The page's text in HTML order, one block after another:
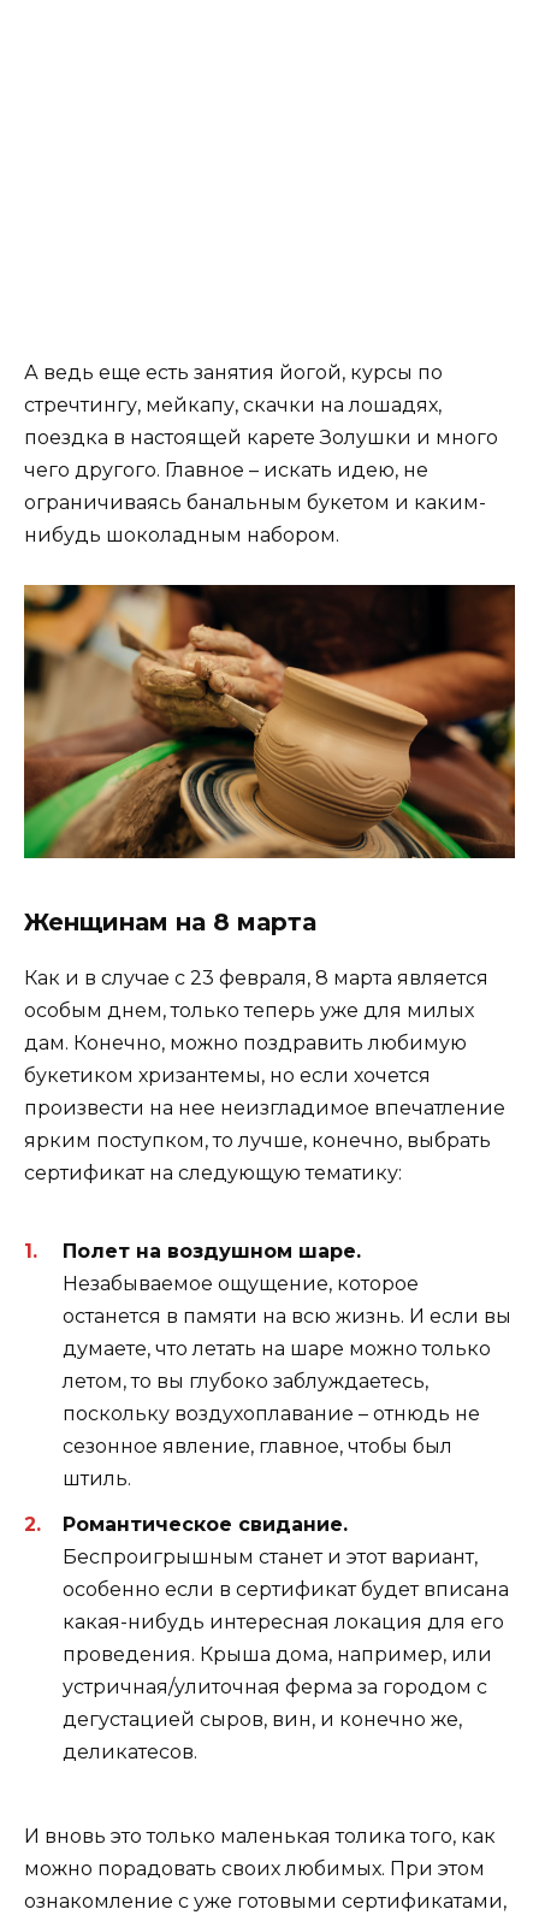
А ведь еще есть занятия йогой, курсы по
стречтингу, мейкапу, скачки на лошадях,
поездка в настоящей карете Золушки и много
чего другого. Главное – искать идею, не
ограничиваясь банальным букетом и каким-
нибудь шоколадным набором.
Женщинам на 8 марта
Как и в случае с 23 февраля, 8 марта является
особым днем, только теперь уже для милых
дам. Конечно, можно поздравить любимую
букетиком хризантемы, но если хочется
произвести на нее неизгладимое впечатление
ярким поступком, то лучше, конечно, выбрать
сертификат на следующую тематику:
Полет на воздушном шаре.
Незабываемое ощущение, которое
останется в памяти на всю жизнь. И если вы
думаете, что летать на шаре можно только
летом, то вы глубоко заблуждаетесь,
поскольку воздухоплавание – отнюдь не
сезонное явление, главное, чтобы был
штиль.
Романтическое свидание.
Беспроигрышным станет и этот вариант,
особенно если в сертификат будет вписана
какая-нибудь интересная локация для его
проведения. Крыша дома, например, или
устричная/улиточная ферма за городом с
дегустацией сыров, вин, и конечно же,
деликатесов.
И вновь это только маленькая толика того, как
можно порадовать своих любимых. При этом
ознакомление с уже готовыми сертификатами,